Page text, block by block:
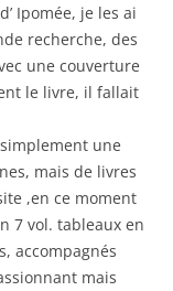
Ipomée, je les ai
recherche, des
une couverture
le livre, il fallait
une
mais de livres
,en ce moment
7 vol. tableaux en
accompagnés
mais